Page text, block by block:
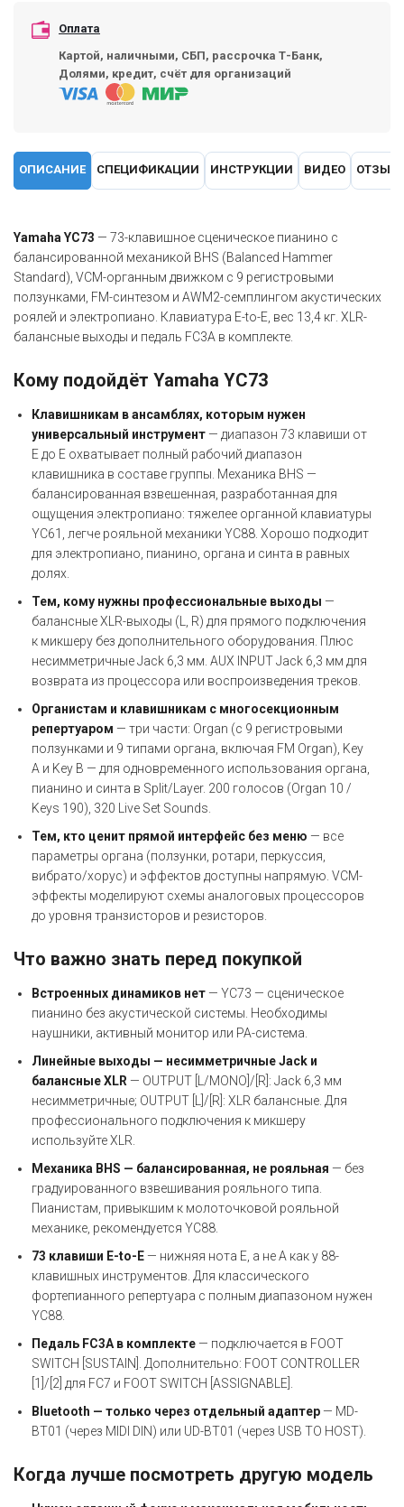
Оплата
Картой, наличными, СБП, рассрочка Т-Банк,
Долями, кредит, счёт для организаций
ОПИСАНИЕ СПЕЦИФИКАЦИИ ИНСТРУКЦИИ ВИДЕО
Yamaha YC73 — 73-клавишное сценическое пианино с
балансированной механикой BHS (Balanced Hammer
Standard), VCM-органным движком с 9 регистровыми
ползунками, FM-синтезом и AWM2-семплингом акустических
роялей и электропиано. Клавиатура E-to-E, вес 13,4 кг. XLR-
балансные выходы и педаль FC3A в комплекте.
Кому подойдёт Yamaha YC73
Клавишникам в ансамблях, которым нужен
универсальный инструмент — диапазон 73 клавиши от
E до E охватывает полный рабочий диапазон
клавишника в составе группы. Механика BHS —
балансированная взвешенная, разработанная для
ощущения электропиано: тяжелее органной клавиатуры
YC61, легче рояльной механики YC88. Хорошо подходит
для электропиано, пианино, органа и синта в равных
долях.
Тем, кому нужны профессиональные выходы —
балансные XLR-выходы (L, R) для прямого подключения
к микшеру без дополнительного оборудования. Плюс
несимметричные Jack 6,3 мм. AUX INPUT Jack 6,3 мм для
возврата из процессора или воспроизведения треков.
Органистам и клавишникам с многосекционным
репертуаром — три части: Organ (с 9 регистровыми
ползунками и 9 типами органа, включая FM Organ), Key
A и Key B — для одновременного использования органа,
пианино и синта в Split/Layer. 200 голосов (Organ 10 /
Keys 190), 320 Live Set Sounds.
Тем, кто ценит прямой интерфейс без меню — все
параметры органа (ползунки, ротари, перкуссия,
вибрато/хорус) и эффектов доступны напрямую. VCM-
эффекты моделируют схемы аналоговых процессоров
до уровня транзисторов и резисторов.
Что важно знать перед покупкой
Встроенных динамиков нет — YC73 — сценическое
пианино без акустической системы. Необходимы
наушники, активный монитор или PA-система.
Линейные выходы — несимметричные Jack и
балансные XLR — OUTPUT [L/MONO]/[R]: Jack 6,3 мм
несимметричные; OUTPUT [L]/[R]: XLR балансные. Для
профессионального подключения к микшеру
используйте XLR.
Механика BHS — балансированная, не рояльная — без
градуированного взвешивания рояльного типа.
Пианистам, привыкшим к молоточковой рояльной
механике, рекомендуется YC88.
73 клавиши E-to-E — нижняя нота E, а не A как у 88-
клавишных инструментов. Для классического
фортепианного репертуара с полным диапазоном нужен
YC88.
Педаль FC3A в комплекте — подключается в FOOT
SWITCH [SUSTAIN]. Дополнительно: FOOT CONTROLLER
[1]/[2] для FC7 и FOOT SWITCH [ASSIGNABLE].
Bluetooth — только через отдельный адаптер — MD-
BT01 (через MIDI DIN) или UD-BT01 (через USB TO HOST).
Когда лучше посмотреть другую модель